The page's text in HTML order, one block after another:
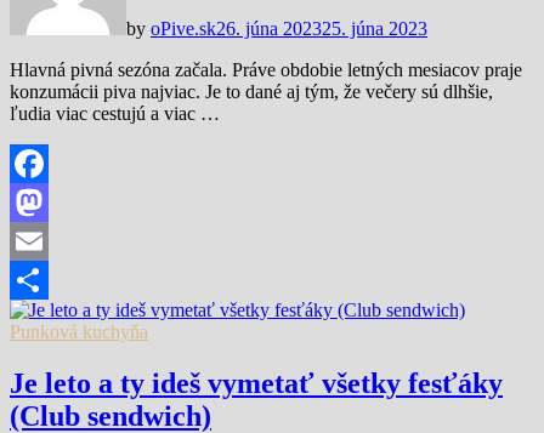
by oPive.sk26. júna 202325. júna 2023
Hlavná pivná sezóna začala. Práve obdobie letných mesiacov praje
konzumácii piva najviac. Je to dané aj tým, že večery sú dlhšie,
ľudia viac cestujú a viac …
Facebook
Mastodon
Email
Share
Punková kuchyňa
Je leto a ty ideš vymetať všetky fesťáky
(Club sendwich)